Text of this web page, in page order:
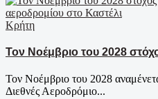
Κρήτη
Τον Νοέμβριο του 2028
Τον Νοέμβριο του 2028
Διεθνές Αεροδρόμιο...